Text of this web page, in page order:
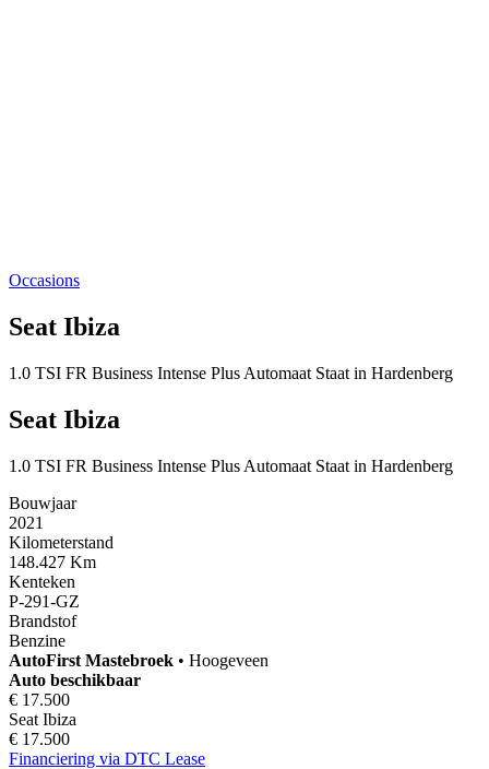
Occasions
Seat Ibiza
1.0 TSI FR Business Intense Plus Automaat Staat in Hardenberg
Seat Ibiza
1.0 TSI FR Business Intense Plus Automaat Staat in Hardenberg
Bouwjaar
2021
Kilometerstand
148.427 Km
Kenteken
P-291-GZ
Brandstof
Benzine
AutoFirst Mastebroek • Hoogeveen
Auto beschikbaar
€ 17.500
Seat Ibiza
€ 17.500
Financiering via DTC Lease